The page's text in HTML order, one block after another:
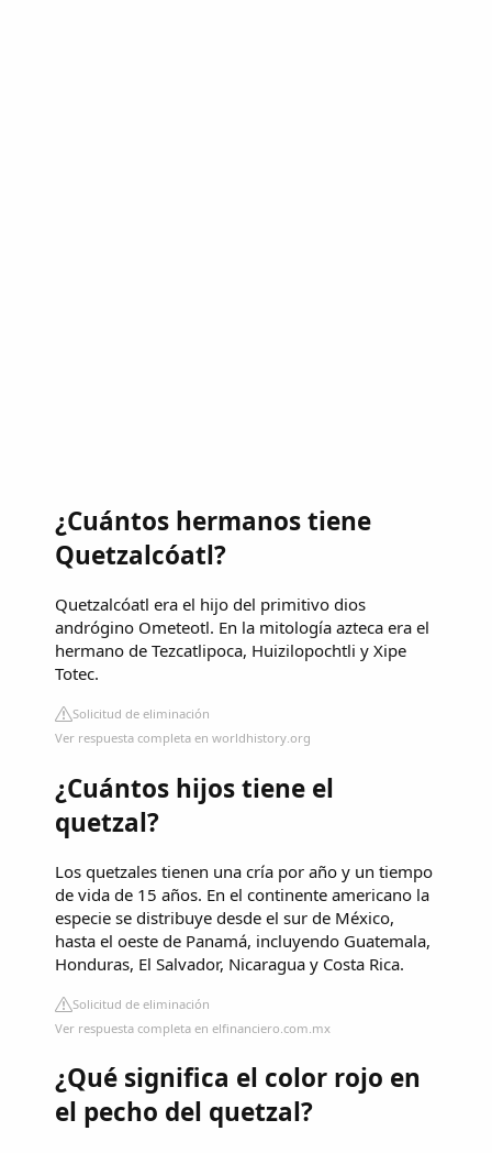
¿Cuántos hermanos tiene
Quetzalcóatl?
Quetzalcóatl era el hijo del primitivo dios
andrógino Ometeotl. En la mitología azteca era el
hermano de Tezcatlipoca, Huizilopochtli y Xipe
Totec.
Solicitud de eliminación
Ver respuesta completa en worldhistory.org
¿Cuántos hijos tiene el
quetzal?
Los quetzales tienen una cría por año y un tiempo
de vida de 15 años. En el continente americano la
especie se distribuye desde el sur de México,
hasta el oeste de Panamá, incluyendo Guatemala,
Honduras, El Salvador, Nicaragua y Costa Rica.
Solicitud de eliminación
Ver respuesta completa en elfinanciero.com.mx
¿Qué significa el color rojo en
el pecho del quetzal?